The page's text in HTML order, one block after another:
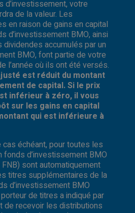
d’investissement, votre
de la valeur. Les
en raison de gains en capital
d’investissement BMO, ainsi
accumulés par un
BMO, font partie de votre
l’année où ils ont été versés.
est réduit du montant
de capital. Si le prix
inférieur à zéro, il vous
sur les gains en capital
qui est inférieure à
échéant, pour toutes les
fonds d’investissement BMO
sont automatiquement
titres supplémentaires de la
d’investissement BMO
de titres a indiqué par
de recevoir les distributions